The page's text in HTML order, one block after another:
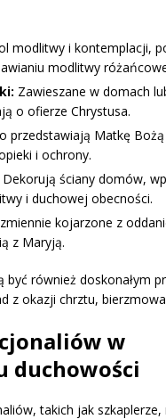
modlitwy i kontemplacji,
modlitwy
Zawieszane w domach
o ofierze Chrystusa.
przedstawiają Matkę
i ochrony.
Dekorują ściany domów,
i duchowej obecności.
kojarzone z
z Maryją.
być również doskonałym
z okazji chrztu,
w
duchowości
takich jak